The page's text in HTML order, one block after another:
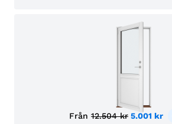
Från 12.504 kr 5.001 kr